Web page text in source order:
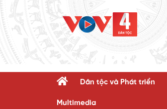
Dân tộc và Phát triển
Multimedia